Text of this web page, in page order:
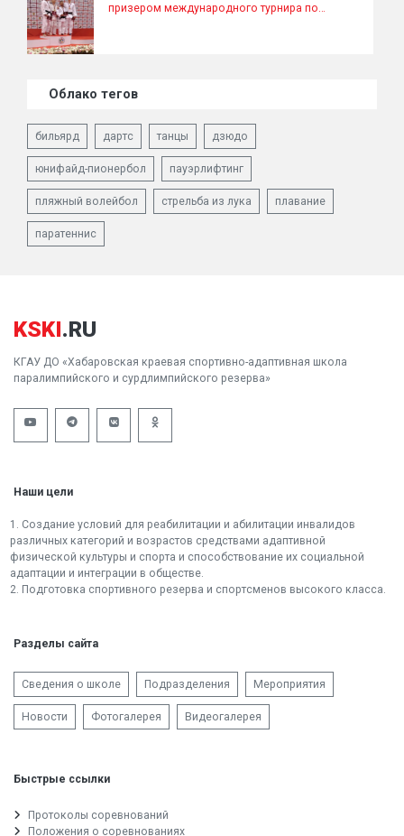
призером международного турнира по…
Облако тегов
бильярд дартс танцы дзюдо
юнифайд-пионербол пауэрлифтинг
пляжный волейбол стрельба из лука плавание
паратеннис
KSKI.RU
КГАУ ДО «Хабаровская краевая спортивно-адаптивная школа
паралимпийского и сурдлимпийского резерва»
Наши цели
1. Создание условий для реабилитации и абилитации инвалидов
различных категорий и возрастов средствами адаптивной
физической культуры и спорта и способствование их социальной
адаптации и интеграции в обществе.
2. Подготовка спортивного резерва и спортсменов высокого класса.
Разделы сайта
Сведения о школе Подразделения Мероприятия
Новости Фотогалерея Видеогалерея
Быстрые ссылки
Протоколы соревнований
Положения о соревнованиях